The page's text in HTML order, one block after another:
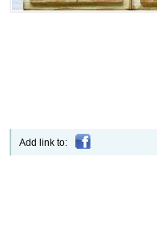
Add link to: